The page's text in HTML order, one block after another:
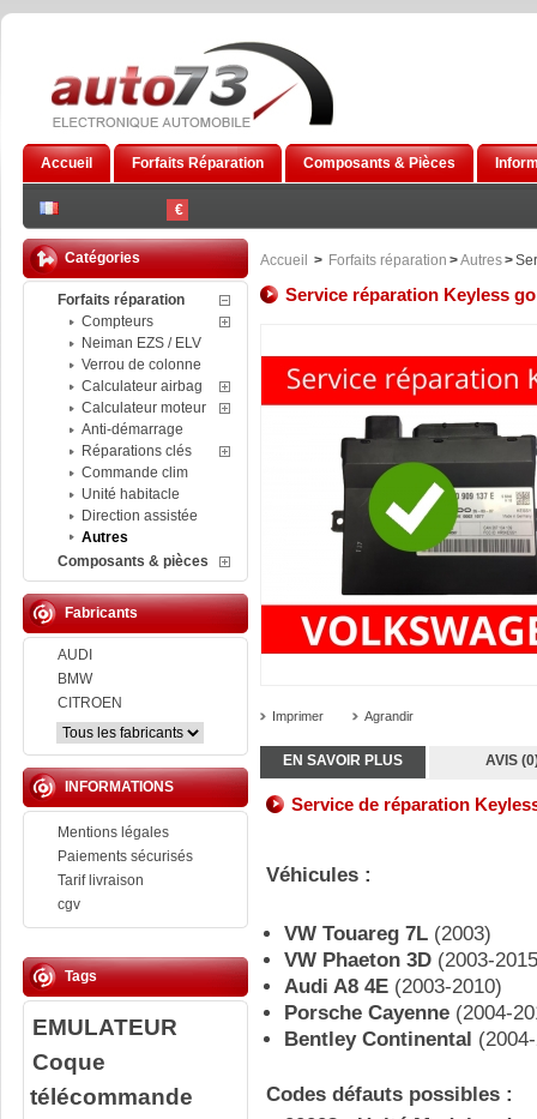
€
Accueil Forfaits Réparation Composants & Pièces
Catégories
Forfaits réparation
Compteurs
Neiman EZS / ELV
Verrou de colonne
Calculateur airbag
Calculateur moteur
Anti-démarrage
Réparations clés
Commande clim
Unité habitacle
Direction assistée
Autres
Composants & pièces
Fabricants
AUDI
BMW
CITROEN
INFORMATIONS
Mentions légales
Paiements sécurisés
Tarif livraison
cgv
Tags
EMULATEUR
Coque
télécommande
Accueil > Forfaits réparation >Autres>
Service réparation Keyless go
Imprimer Agrandir
EN SAVOIR PLUS AVIS
Service de réparation
Véhicules :
VW Touareg 7L (2003)
VW Phaeton 3D (2003-
Audi A8 4E (2003-2010)
Porsche Cayenne (2004-
Bentley Continental
Codes défauts possibles :